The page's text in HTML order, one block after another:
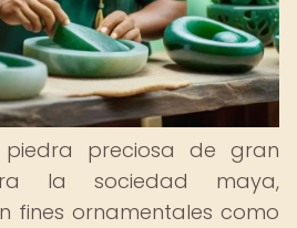
preciosa de gran
la sociedad maya,
fines ornamentales como